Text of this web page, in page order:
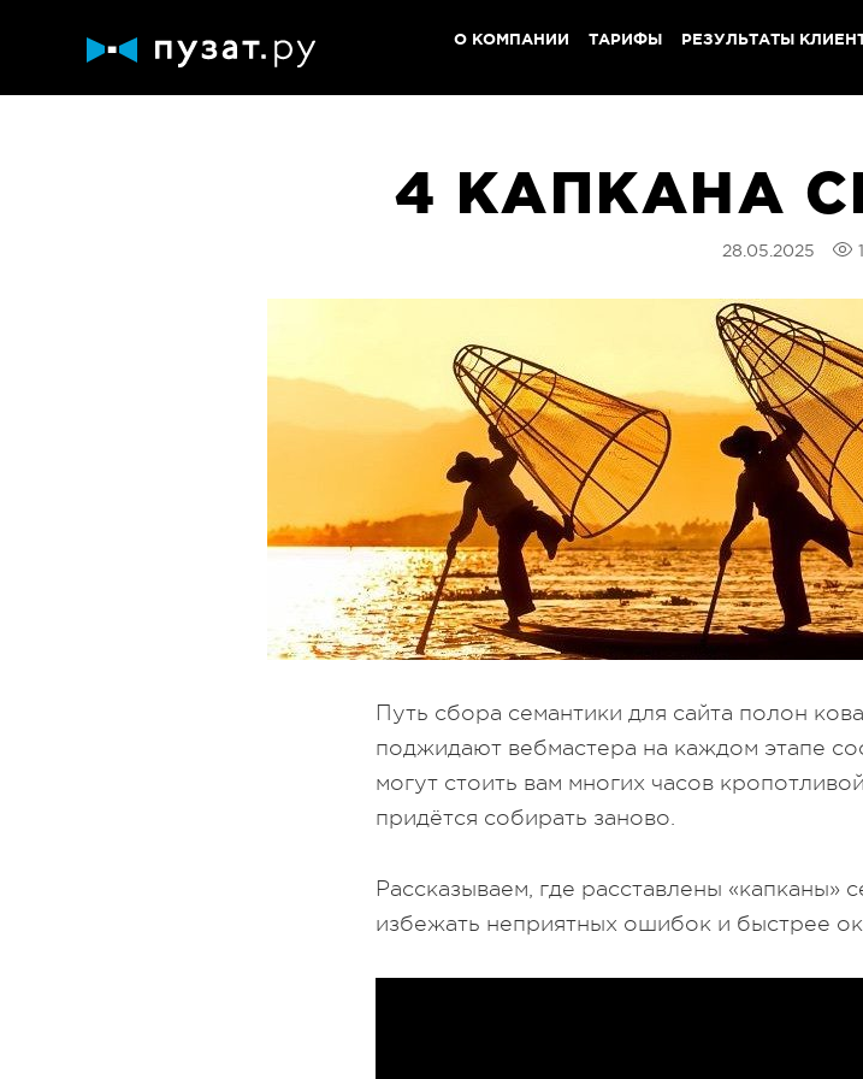
О КОМПАНИИ ТАРИФЫ РЕЗУЛЬТАТЫ
4 КАПКАНА
28.05.2025
Путь сбора семантики для сайта полон
поджидают вебмастера на каждом этапе
могут стоить вам многих часов
придётся собирать заново.
Рассказываем, где расставлены «капканы»
избежать неприятных ошибок и быстрее